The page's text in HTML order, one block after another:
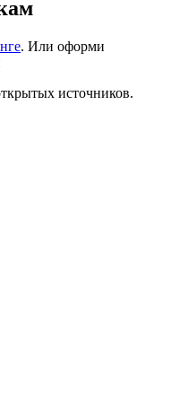
. Или оформи
источников.